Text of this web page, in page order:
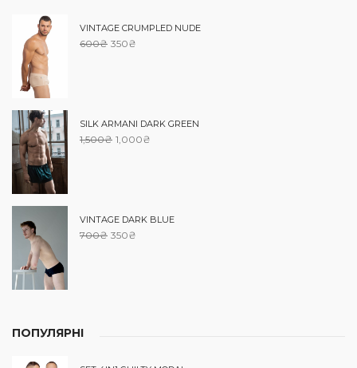
VINTAGE CRUMPLED NUDE
600₴ 350₴
SILK ARMANI DARK GREEN
1,500₴ 1,000₴
VINTAGE DARK BLUE
700₴ 350₴
ПОПУЛЯРНІ